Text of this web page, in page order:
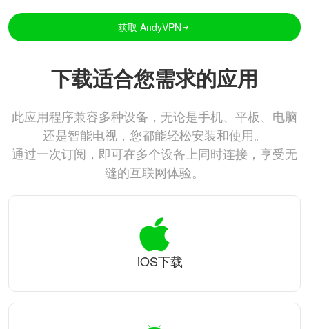
获取 AndyVPN
下载适合您需求的应用
此应用程序兼容多种设备，无论是手机、平板、电脑
还是智能电视，您都能轻松安装和使用。
通过一次订阅，即可在多个设备上同时连接，享受无
缝的互联网体验。
iOS下载